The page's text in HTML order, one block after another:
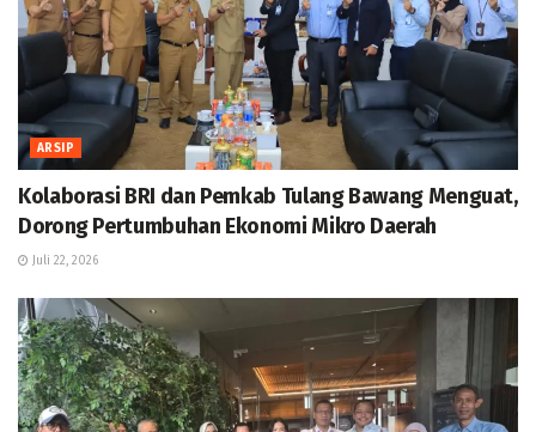
ARSIP
Kolaborasi BRI dan Pemkab Tulang Bawang Menguat,
Dorong Pertumbuhan Ekonomi Mikro Daerah
Juli 22, 2026